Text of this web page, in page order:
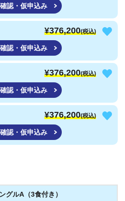
認・仮申込み
¥376,200(税込)
認・仮申込み
¥376,200(税込)
認・仮申込み
¥376,200(税込)
認・仮申込み
グルA（3食付き）